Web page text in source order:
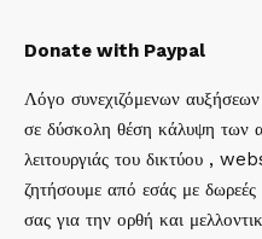
Donate with Paypal
Λόγο συνεχιζόμενων
σε δύσκολη θέση κάλυψη των
λειτουργιάς του δικτύου ,
ζητήσουμε από εσάς με
σας για την ορθή και